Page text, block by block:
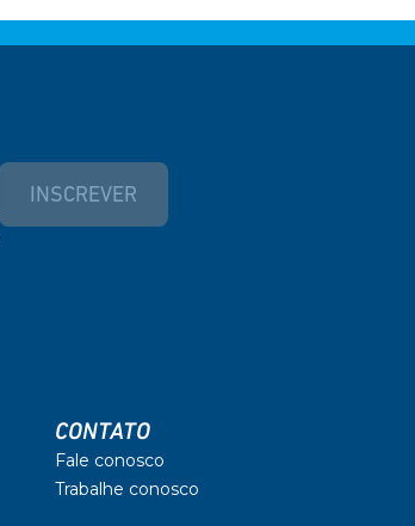
INSCREVER
CONTATO
Fale conosco
Trabalhe conosco